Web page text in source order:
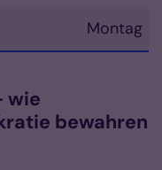
Montag
wie
bewahren